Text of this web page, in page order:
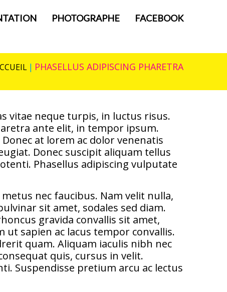
PHOTOGRAPHE FACEBOOK
PHASELLUS ADIPISCING PHARETRA
vitae neque turpis, in luctus risus.
ante elit, in tempor ipsum.
at lorem ac dolor venenatis
Donec suscipit aliquam tellus
Phasellus adipiscing vulputate
nec faucibus. Nam velit nulla,
sit amet, sodales sed diam.
gravida convallis sit amet,
ut sapien ac lacus tempor convallis.
quam. Aliquam iaculis nibh nec
quis, cursus in velit.
Suspendisse pretium arcu ac lectus